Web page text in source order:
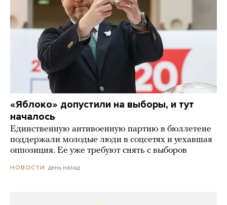
«Яблоко» допустили на выборы, и тут
началось
Единственную антивоенную партию в бюллетене
поддержали молодые люди в соцсетях и уехавшая
оппозиция. Ее уже требуют снять с выборов
НОВОСТИ день назад